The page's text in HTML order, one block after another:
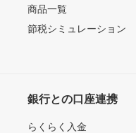
商品一覧
節税シミュレーション
銀行との口座連携
らくらく入金